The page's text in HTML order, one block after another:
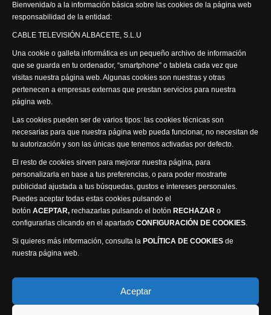
Bienvenida/o a la información básica sobre las cookies de la página web
responsabilidad de la entidad:
CABLE TELEVISIÓN ALBACETE, S.L.U
Una cookie o galleta informática es un pequeño archivo de información
que se guarda en tu ordenador, “smartphone” o tableta cada vez que
visitas nuestra página web. Algunas cookies son nuestras y otras
pertenecen a empresas externas que prestan servicios para nuestra
página web.
Las cookies pueden ser de varios tipos: las cookies técnicas son
necesarias para que nuestra página web pueda funcionar, no necesitan de
tu autorización y son las únicas que tenemos activadas por defecto.
El resto de cookies sirven para mejorar nuestra página, para
personalizarla en base a tus preferencias, o para poder mostrarte
publicidad ajustada a tus búsquedas, gustos e intereses personales.
Puedes aceptar todas estas cookies pulsando el
botón ACEPTAR, rechazarlas pulsando el botón RECHAZAR o
configurarlas clicando en el apartado CONFIGURACIÓN DE COOKIES.
Si quieres más información, consulta la POLÍTICA DE COOKIES de
nuestra página web.
Aceptar
Síguenos
Política de privacidad
Política de cookies
Accesibilidad
Compromiso con la protección de datos personales
Visión Seis Televisión © 2014 Parque Empresarial
Ajusa, Calle 1 nº1, Ctra. Ayora - km 2.2, 02006